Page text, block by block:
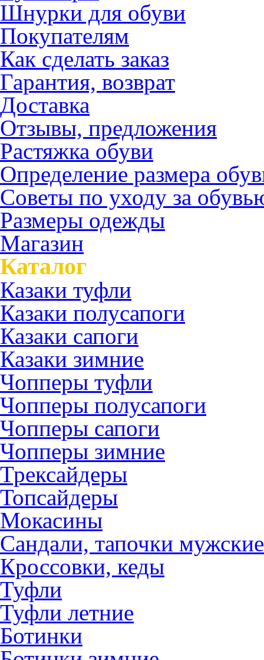
Шнурки для обуви
Покупателям
Как сделать заказ
Гарантия, возврат
Доставка
Отзывы, предложения
Растяжка обуви
Определение размера
Советы по уходу за
Размеры одежды
Магазин
Каталог
Казаки туфли
Казаки полусапоги
Казаки сапоги
Казаки зимние
Чопперы туфли
Чопперы полусапоги
Чопперы сапоги
Чопперы зимние
Трексайдеры
Топсайдеры
Мокасины
Сандали, тапочки мужские
Кроссовки, кеды
Туфли
Туфли летние
Ботинки